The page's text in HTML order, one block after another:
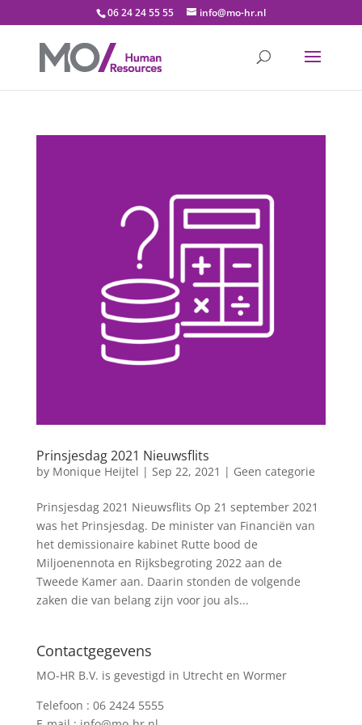
06 24 24 55 55 info@mo-hr.nl
Prinsjesdag 2021 Nieuwsflits
by Monique Heijtel | Sep 22, 2021 | Geen categorie
Prinsjesdag 2021 Nieuwsflits Op 21 september 2021
was het Prinsjesdag. De minister van Financiën van
het demissionaire kabinet Rutte bood de
Miljoenennota en Rijksbegroting 2022 aan de
Tweede Kamer aan. Daarin stonden de volgende
zaken die van belang zijn voor jou als...
Contactgegevens
MO-HR B.V. is gevestigd in Utrecht en Wormer
Telefoon : 06 2424 5555